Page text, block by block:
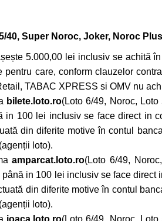
40, Super Noroc, Joker, Noroc
5.000,00 lei inclusiv se achită
care, conform clauzelor
TABAC XPRESS si OMV nu
bilete.loto.ro(Loto 6/49, Noroc,
100 lei inclusiv se face direct in
din diferite motive în contul
loto).
amparcat.loto.ro(Loto 6/49,
in 100 lei inclusiv se face direct
din diferite motive în contul
loto).
joaca.loto.ro(Loto 6/49, Noroc,